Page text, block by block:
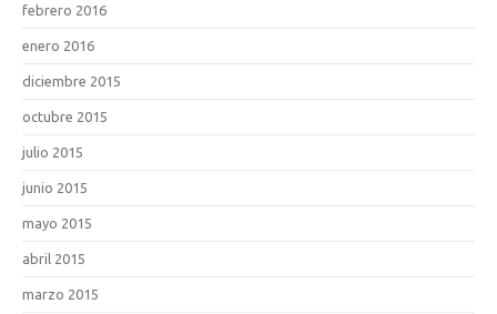
febrero 2016
enero 2016
diciembre 2015
octubre 2015
julio 2015
junio 2015
mayo 2015
abril 2015
marzo 2015